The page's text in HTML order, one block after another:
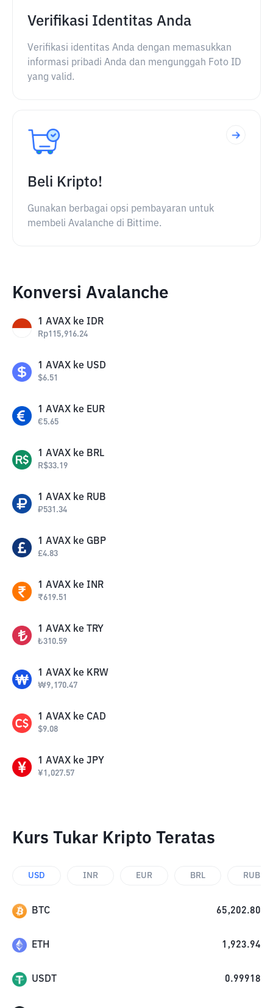
Verifikasi Identitas Anda
Verifikasi identitas Anda dengan memasukkan
informasi pribadi Anda dan mengunggah Foto ID
yang valid.
Beli Kripto!
Gunakan berbagai opsi pembayaran untuk
membeli Avalanche di Bittime.
Konversi Avalanche
1 AVAX ke IDR
Rp115,916.24
1 AVAX ke USD
$6.51
1 AVAX ke EUR
€5.65
1 AVAX ke BRL
R$33.19
1 AVAX ke RUB
₽531.34
1 AVAX ke GBP
£4.83
1 AVAX ke INR
₹619.51
1 AVAX ke TRY
₺310.59
1 AVAX ke KRW
₩9,170.47
1 AVAX ke CAD
$9.08
1 AVAX ke JPY
¥1,027.57
Kurs Tukar Kripto Teratas
USD INR EUR BRL RUB
BTC 65,202.80
ETH 1,923.94
USDT 0.99918